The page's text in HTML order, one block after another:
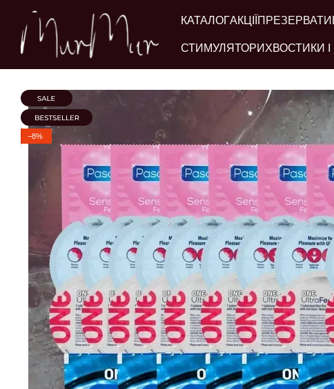
Перейти до основного контенту
КАТАЛОГАКЦІЇ
СТИМУЛЯТОРИ ХВОСТИКИ
−8%